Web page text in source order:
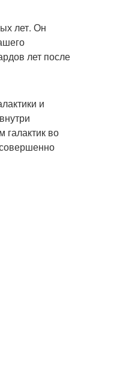
лет. Он
лет после
и
галактик во